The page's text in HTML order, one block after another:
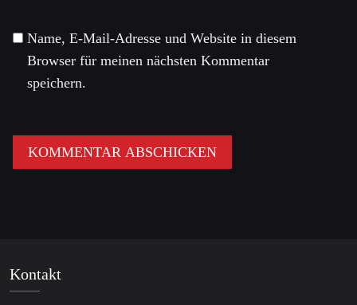
Name, E-Mail-Adresse und Website in diesem
Browser für meinen nächsten Kommentar
speichern.
Kontakt